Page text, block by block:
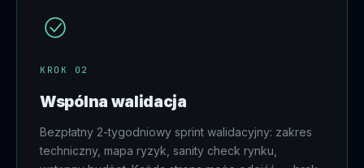
KROK 02
Wspólna walidacja
Bezpłatny 2-tygodniowy sprint walidacyjny: zakres
techniczny, mapa ryzyk, sanity check rynku,